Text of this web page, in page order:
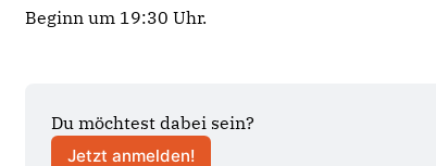
Beginn um 19:30 Uhr.
Du möchtest dabei sein?
Jetzt anmelden!